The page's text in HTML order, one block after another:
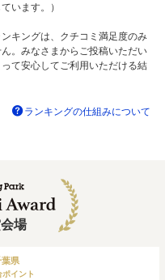
います。）
キングは、クチコミ満足度のみ
。みなさまからご投稿いただい
て安心してご利用いただける結
ランキングの仕組みについて
場
葉県
ポイント